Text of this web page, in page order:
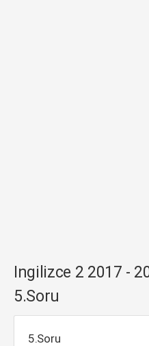
Ingilizce 2 2017 -
5.Soru
5.Soru